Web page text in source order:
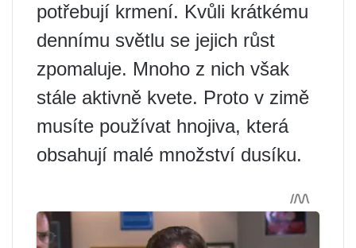
potřebují krmení. Kvůli krátkému
dennímu světlu se jejich růst
zpomaluje. Mnoho z nich však
stále aktivně kvete. Proto v zimě
musíte používat hnojiva, která
obsahují malé množství dusíku.